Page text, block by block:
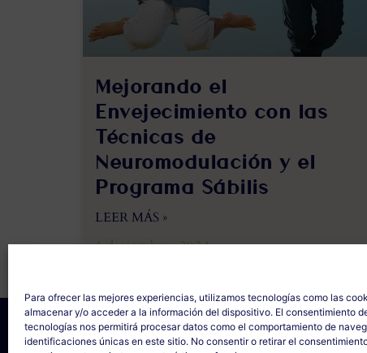
Para ofrecer las mejores experiencias, utilizamos tecnologías como las
almacenar y/o acceder a la información del dispositivo. El consentimiento
tecnologías nos permitirá procesar datos como el comportamiento de
identificaciones únicas en este sitio. No consentir o retirar el
Mejorando el
Envejecimiento con las
Técnicas de
Neuromodulación y el
Programa Sábilis
LEER MÁS »
4 diciembre, 2024
SÁBILIS
C/ Cabo Noval, 5 - 1º Drcha